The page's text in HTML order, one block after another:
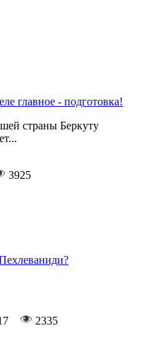
главное - подготовка!
страны Беркуту
3925
2335